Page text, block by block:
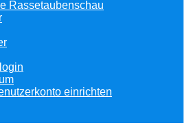
Rassetaubenschau
einrichten